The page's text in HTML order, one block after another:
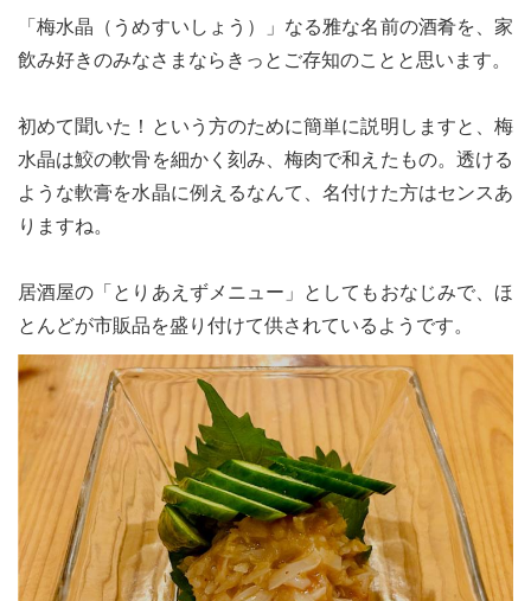
「梅水晶（うめすいしょう）」なる雅な名前の酒肴を、家
飲み好きのみなさまならきっとご存知のことと思います。
初めて聞いた！という方のために簡単に説明しますと、梅
水晶は鮫の軟骨を細かく刻み、梅肉で和えたもの。透ける
ような軟膏を水晶に例えるなんて、名付けた方はセンスあ
りますね。
居酒屋の「とりあえずメニュー」としてもおなじみで、ほ
とんどが市販品を盛り付けて供されているようです。